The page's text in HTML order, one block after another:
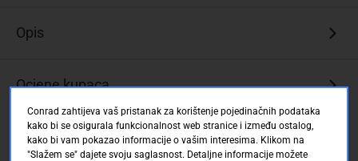
LSZH
(Low
Zero
za
najbolje
ponašanje
Opis
Ocjene kupaca
Conrad zahtijeva vaš pristanak za korištenje pojedinačnih podataka
kako bi se osigurala funkcionalnost web stranice i između ostalog,
kako bi vam pokazao informacije o vašim interesima. Klikom na
"Slažem se" dajete svoju saglasnost. Detaljne informacije možete